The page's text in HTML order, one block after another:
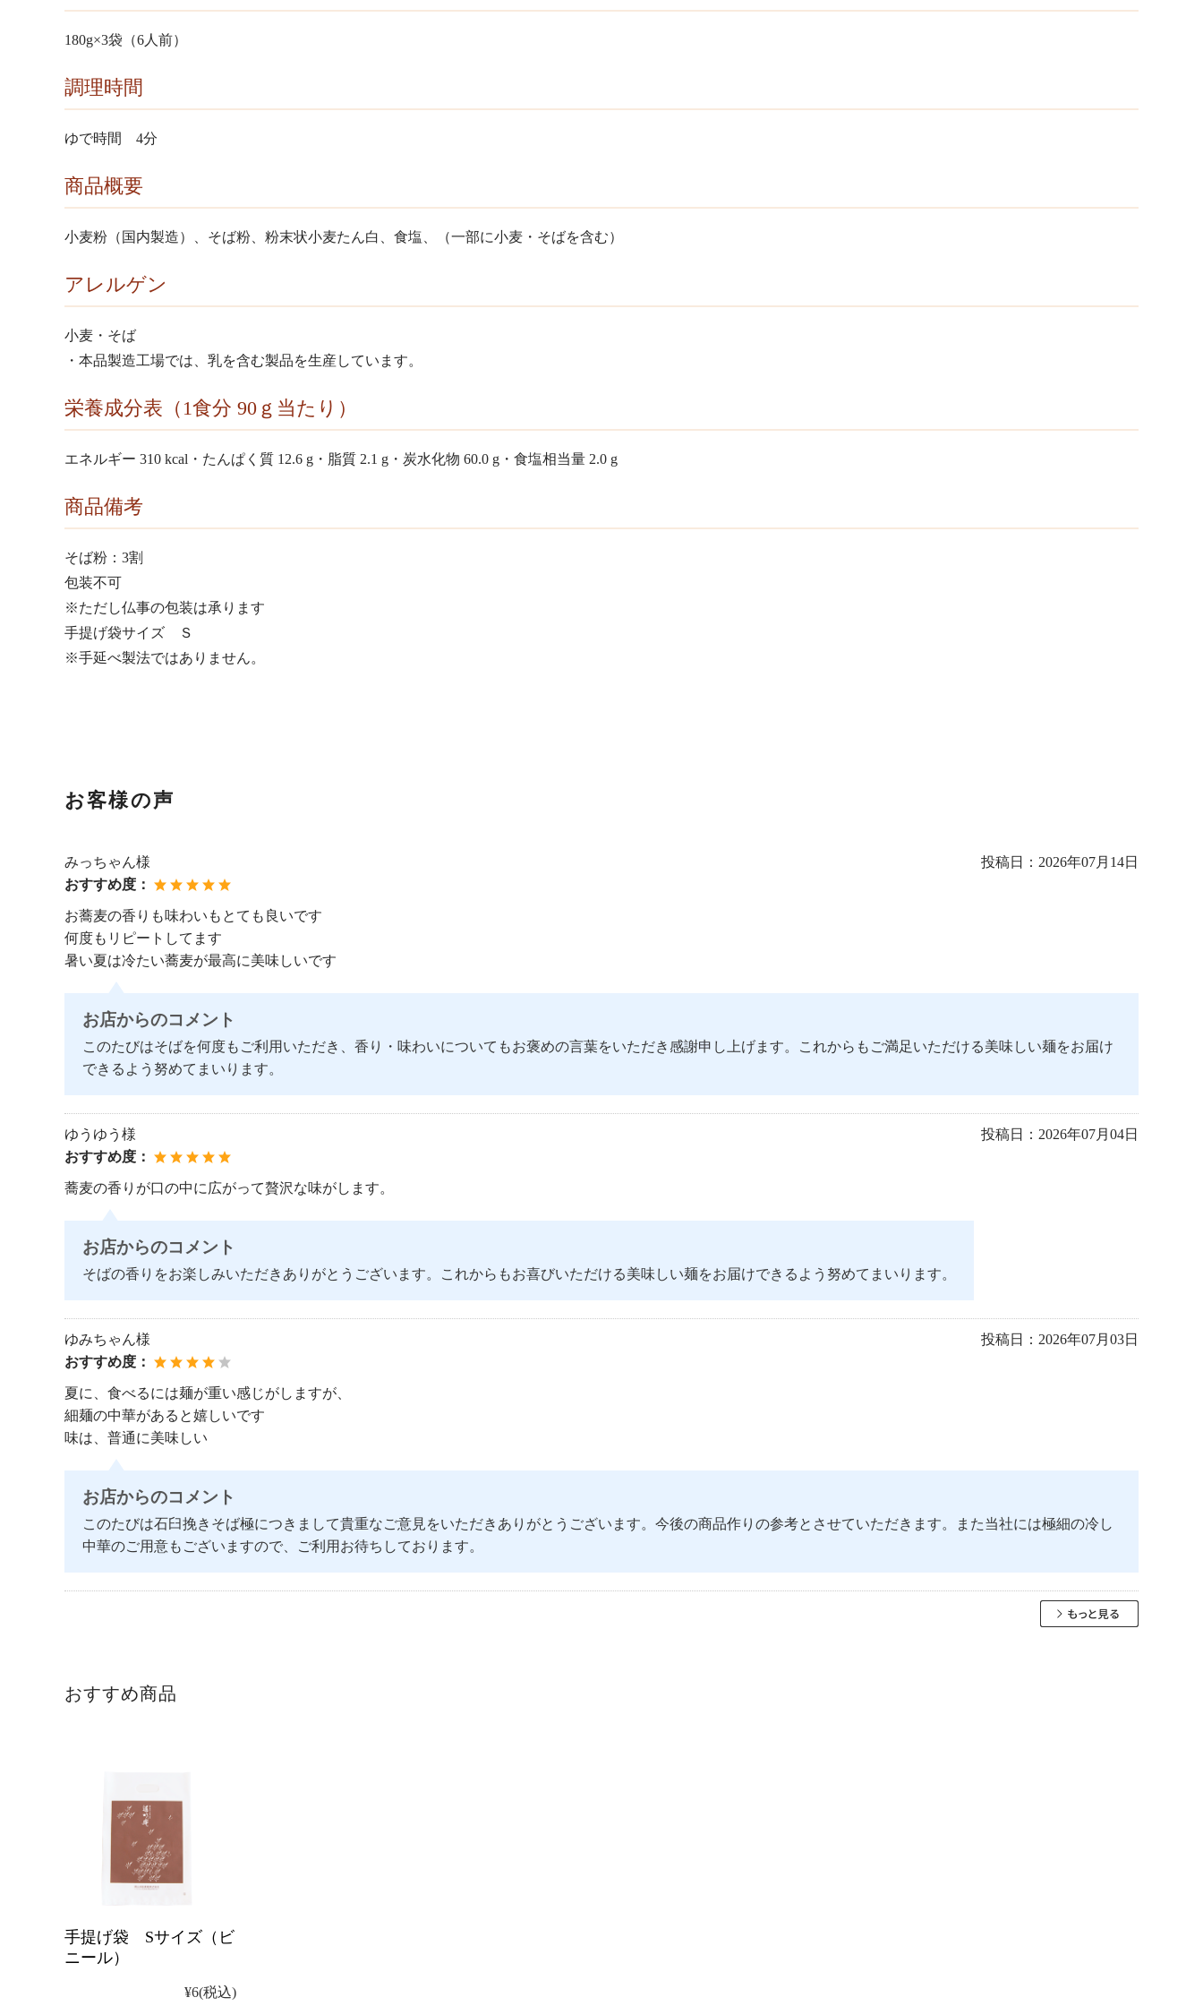
180g×3袋（6人前）
調理時間
ゆで時間 4分
商品概要
小麦粉（国内製造）、そば粉、粉末状小麦たん白、食塩、（一部に小麦・そばを含む）
アレルゲン
小麦・そば
・本品製造工場では、乳を含む製品を生産しています。
栄養成分表（1食分 90ｇ当たり）
エネルギー 310 kcal・たんぱく質 12.6 g・脂質 2.1 g・炭水化物 60.0 g・食塩相当量 2.0 g
商品備考
そば粉：3割
包装不可
※ただし仏事の包装は承ります
手提げ袋サイズ Ｓ
※手延べ製法ではありません。
お客様の声
みっちゃん様 投稿日： 2026年07月14日
おすすめ度：
お蕎麦の香りも味わいもとても良いです
何度もリピートしてます
暑い夏は冷たい蕎麦が最高に美味しいです
お店からのコメント
このたびはそばを何度もご利用いただき、香り・味わいについてもお褒めの言葉をいただき感謝申し上げます。これからもご満足いただける美味しい麺をお届け
できるよう努めてまいります。
ゆうゆう様 投稿日： 2026年07月04日
おすすめ度：
蕎麦の香りが口の中に広がって贅沢な味がします。
お店からのコメント
そばの香りをお楽しみいただきありがとうございます。これからもお喜びいただける美味しい麺をお届けできるよう努めてまいります。
ゆみちゃん様 投稿日： 2026年07月03日
おすすめ度：
夏に、食べるには麺が重い感じがしますが、
細麺の中華があると嬉しいです
味は、普通に美味しい
お店からのコメント
このたびは石臼挽きそば極につきまして貴重なご意見をいただきありがとうございます。今後の商品作りの参考とさせていただきます。また当社には極細の冷し
中華のご用意もございますので、ご利用お待ちしております。
おすすめ商品
手提げ袋 Sサイズ（ビ
ニール）
¥6(税込)